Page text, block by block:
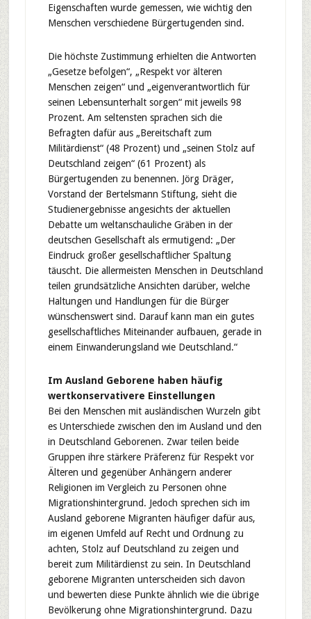
Eigenschaften wurde gemessen, wie wichtig den
Menschen verschiedene Bürgertugenden sind.
Die höchste Zustimmung erhielten die Antworten
„Gesetze befolgen“, „Respekt vor älteren
Menschen zeigen“ und „eigenverantwortlich für
seinen Lebensunterhalt sorgen“ mit jeweils 98
Prozent. Am seltensten sprachen sich die
Befragten dafür aus „Bereitschaft zum
Militärdienst“ (48 Prozent) und „seinen Stolz auf
Deutschland zeigen“ (61 Prozent) als
Bürgertugenden zu benennen. Jörg Dräger,
Vorstand der Bertelsmann Stiftung, sieht die
Studienergebnisse angesichts der aktuellen
Debatte um weltanschauliche Gräben in der
deutschen Gesellschaft als ermutigend: „Der
Eindruck großer gesellschaftlicher Spaltung
täuscht. Die allermeisten Menschen in Deutschland
teilen grundsätzliche Ansichten darüber, welche
Haltungen und Handlungen für die Bürger
wünschenswert sind. Darauf kann man ein gutes
gesellschaftliches Miteinander aufbauen, gerade in
einem Einwanderungsland wie Deutschland.“
Im Ausland Geborene haben häufig
wertkonservativere Einstellungen
Bei den Menschen mit ausländischen Wurzeln gibt
es Unterschiede zwischen den im Ausland und den
in Deutschland Geborenen. Zwar teilen beide
Gruppen ihre stärkere Präferenz für Respekt vor
Älteren und gegenüber Anhängern anderer
Religionen im Vergleich zu Personen ohne
Migrationshintergrund. Jedoch sprechen sich im
Ausland geborene Migranten häufiger dafür aus,
im eigenen Umfeld auf Recht und Ordnung zu
achten, Stolz auf Deutschland zu zeigen und
bereit zum Militärdienst zu sein. In Deutschland
geborene Migranten unterscheiden sich davon
und bewerten diese Punkte ähnlich wie die übrige
Bevölkerung ohne Migrationshintergrund. Dazu